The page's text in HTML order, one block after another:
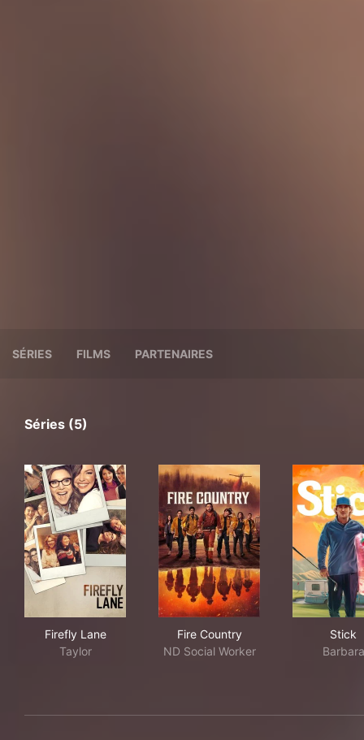
SÉRIES FILMS PARTENAIRES
Séries (5)
Firefly Lane
Taylor
Fire Country
ND Social Worker
Stick
Barbara